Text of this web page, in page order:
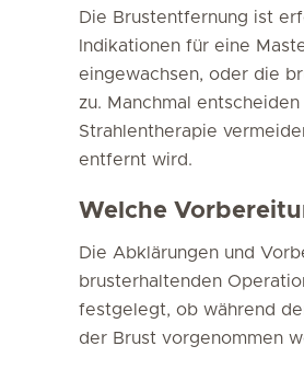
Die Brustentfernung ist
Indikationen für eine
eingewachsen, oder die
zu. Manchmal
Strahlentherapie
entfernt wird.
Welche
Die Abklärungen und
brusterhaltenden
festgelegt, ob während
der Brust vorgenommen